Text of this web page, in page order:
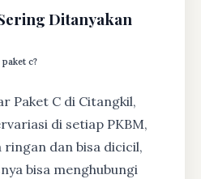
Ditanyakan
c?
Paket C di Citangkil,
di setiap PKBM,
ringan dan bisa dicicil,
bisa menghubungi